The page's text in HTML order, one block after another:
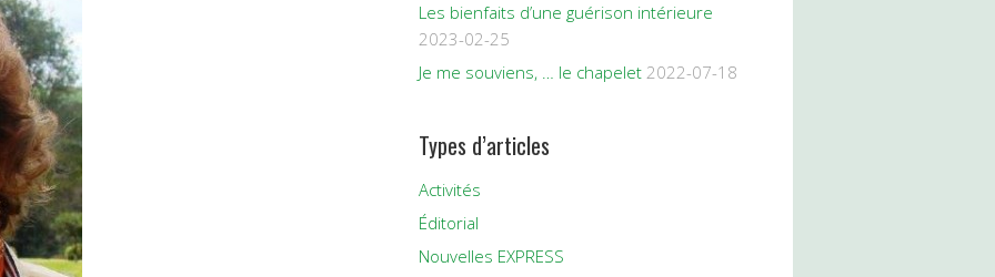
Les bienfaits d’une guérison intérieure
2023-02-25
Je me souviens, … le chapelet 2022-07-18
Types d’articles
Activités
Éditorial
Nouvelles EXPRESS